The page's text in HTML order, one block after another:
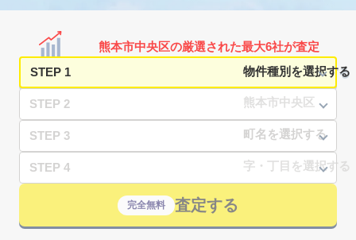
熊本市中央区の厳選された最大6社が査定
STEP 1
STEP 2
STEP 3
STEP 4
完全無料 査定する